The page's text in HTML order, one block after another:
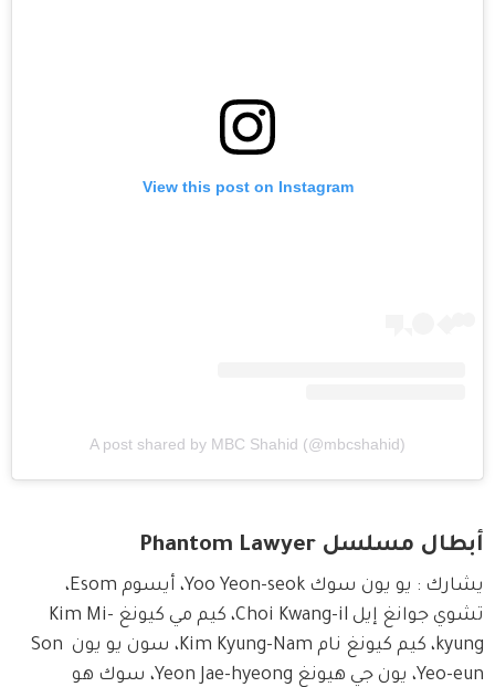
View this post on Instagram
A post shared by MBC Shahid (@mbcshahid)
أبطال مسلسل Phantom Lawyer
يشارك : يو يون سوك Yoo Yeon-seok، أيسوم Esom،
تشوي جوانغ إيل Choi Kwang-il، كيم مي كيونغ Kim Mi-
kyung، كيم كيونغ نام Kim Kyung-Nam، سون يو يون Son
Yeo-eun، يون جي هيونغ Yeon Jae-hyeong، سوك هو